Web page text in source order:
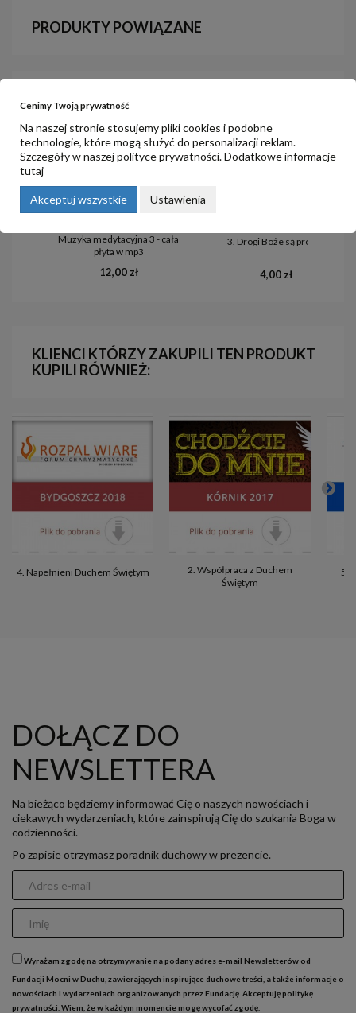
PRODUKTY POWIĄZANE
Muzyka medytacyjna 3 - cała
płyta w mp3
12,00 zł
3. Drogi Boże są proste
4,00 zł
KLIENCI KTÓRZY ZAKUPILI TEN PRODUKT
KUPILI RÓWNIEŻ:
4. Napełnieni Duchem Świętym
2. Współpraca z Duchem
Świętym
5.
DOŁĄCZ DO
NEWSLETTERA
Na bieżąco będziemy informować Cię o naszych nowościach i
ciekawych wydarzeniach, które zainspirują Cię do szukania Boga w
codzienności.
Po zapisie otrzymasz poradnik duchowy w prezencie.
Wyrażam zgodę na otrzymywanie na podany adres e-mail Newsletterów od
Fundacji Mocni w Duchu, zawierających inspirujące duchowe treści, a także informacje o
nowościach i wydarzeniach organizowanych przez Fundację. Akceptujępolitykę
prywatności . Wiem, że w każdym momencie mogę wycofać zgodę.
Cenimy Twoją prywatność
Na naszej stronie stosujemy pliki cookies i podobne
technologie, które mogą służyć do personalizacji reklam.
Szczegóły w naszejpolityce prywatności. Dodatkowe informacje
tutaj
Akceptuj wszystkie Ustawienia